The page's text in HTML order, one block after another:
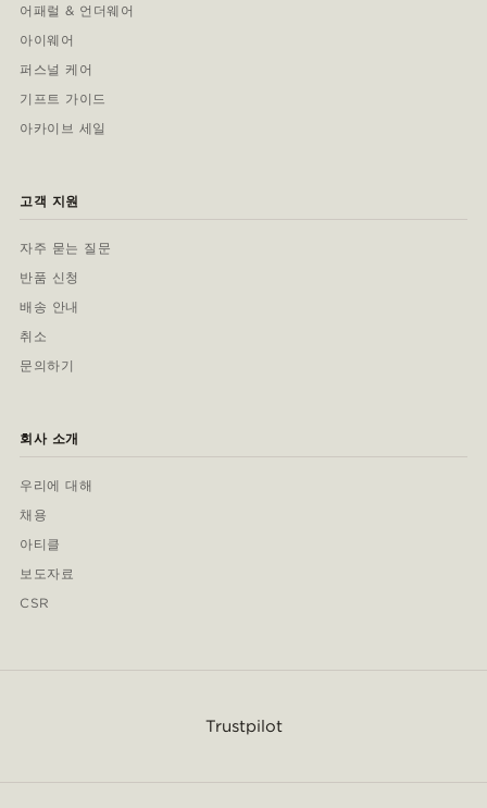
어패럴 & 언더웨어
아이웨어
퍼스널 케어
기프트 가이드
아카이브 세일
고객 지원
자주 묻는 질문
반품 신청
배송 안내
취소
문의하기
회사 소개
우리에 대해
채용
아티클
보도자료
CSR
Trustpilot